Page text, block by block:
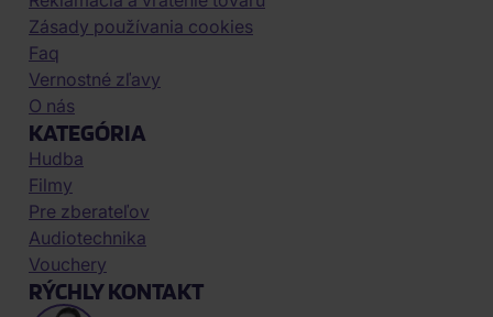
Zásady používania cookies
Faq
Vernostné zľavy
O nás
KATEGÓRIA
Hudba
Filmy
Pre zberateľov
Audiotechnika
Vouchery
RÝCHLY KONTAKT